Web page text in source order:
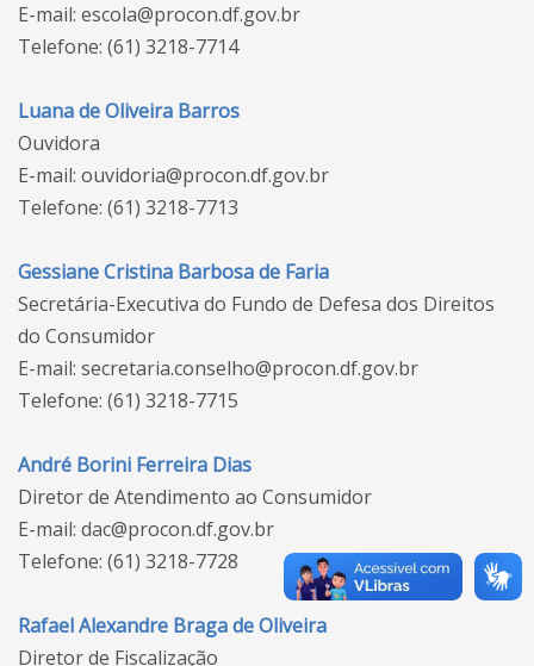
E-mail: escola@procon.df.gov.br
Telefone: (61) 3218-7714
Luana de Oliveira Barros
Ouvidora
E-mail: ouvidoria@procon.df.gov.br
Telefone: (61) 3218-7713
Gessiane Cristina Barbosa de Faria
Secretária-Executiva do Fundo de Defesa dos Direitos
do Consumidor
E-mail: secretaria.conselho@procon.df.gov.br
Telefone: (61) 3218-7715
André Borini Ferreira Dias
Diretor de Atendimento ao Consumidor
E-mail: dac@procon.df.gov.br
Telefone: (61) 3218-7728
Rafael Alexandre Braga de Oliveira
Diretor de Fiscalização